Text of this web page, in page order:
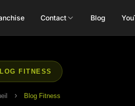
Contact Blog
FITNESS
› Blog Fitness